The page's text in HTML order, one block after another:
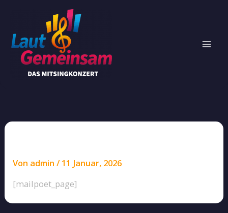
springen
Von admin/11 Januar, 2026
[mailpoet_page]